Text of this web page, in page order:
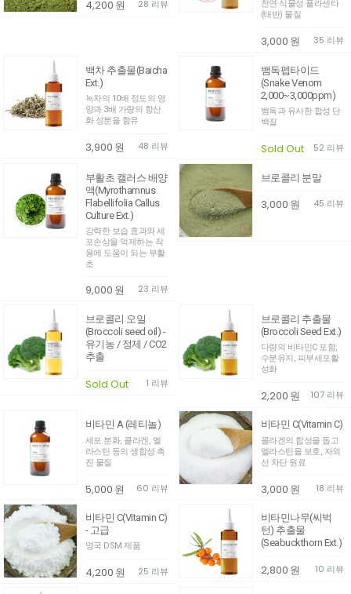
4,200 원 28 리뷰
천연 식물성 플라센타
(태반) 물질
3,000 원 35 리뷰
백차 추출물(Baicha
Ext.)
녹차의 10배 정도의 영
양과 3배 가량의 항산
화 성분을 함유
3,900 원 48 리뷰
뱀독펩타이드
(Snake Venom
2,000~3,000ppm)
뱀독과 유사한 합성 단
백질
Sold Out 52 리뷰
부활초 캘러스 배양
액(Myrothamnus
Flabellifolia Callus
Culture Ext.)
강력한 보습 효과와 세
포손상을 억제하는 작
용에 도움이 되는 부활
초
9,000 원 23 리뷰
브로콜리 분말
3,000 원 45 리뷰
브로콜리 오일
(Broccoli seed oil) -
유기농 / 정제 / CO2
추출
Sold Out 1 리뷰
브로콜리 추출물
(Broccoli Seed Ext.)
다량의 비타민C 포함,
수분유지, 피부세포활
성화
2,200 원 107 리뷰
비타민 A (레티놀)
세포 분화, 콜라겐, 엘
라스틴 등의 생합성 촉
진 물질
5,000 원 60 리뷰
비타민 C(Vitamin C)
콜라겐의 합성을 돕고
엘라스틴을 보호, 자외
선 차단 원료
3,000 원 18 리뷰
비타민 C(Vitamin C)
- 고급
영국 DSM 제품
4,200 원 25 리뷰
비타민나무(씨벅
턴) 추출물
(Seabuckthorn Ext.)
2,800 원 10 리뷰